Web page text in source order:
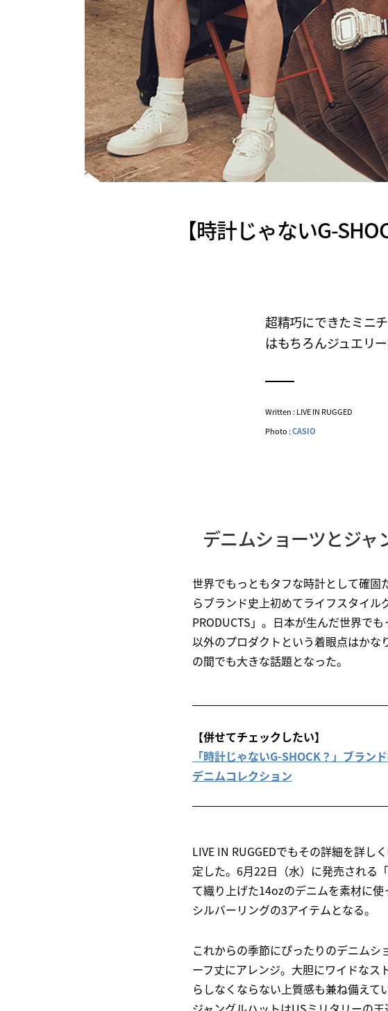
【時計じゃないG-
超精巧にできたミニ
はもちろんジュエリー
Written : LIVE IN RUGGED
Photo :CASIO
デニムショーツとジ
世界でもっともタフな時計として確固
らブランド史上初めてライフスタイ
PRODUCTS」。日本が生んだ世界で
以外のプロダクトという着眼点はかな
の間でも大きな話題となった。
【併せてチェックしたい】
「時計じゃないG-SHOCK？」ブラン
デニムコレクション
LIVE IN RUGGEDでもその詳細を詳
定した。6月22日（水）に発売される
て織り上げた14ozのデニムを素材に
シルバーリングの3アイテムとなる。
これからの季節にぴったりのデニム
ーフ丈にアレンジ。大胆にワイドな
らしなくならない上質感も兼ね備えて